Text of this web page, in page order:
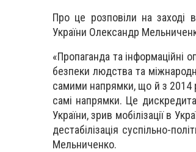
Про це розповіли на заході
України Олександр
«Пропаганда та інформаційні
безпеки людства та
самими напрямки, що й з 2014
самі напрямки. Це
України, зрив мобілізації в
дестабілізація суспільно-
Мельниченко.